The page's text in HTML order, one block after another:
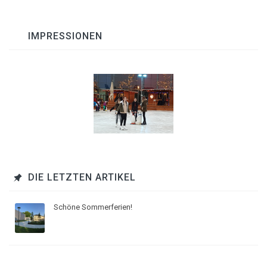
IMPRESSIONEN
DIE LETZTEN ARTIKEL
Schöne Sommerferien!